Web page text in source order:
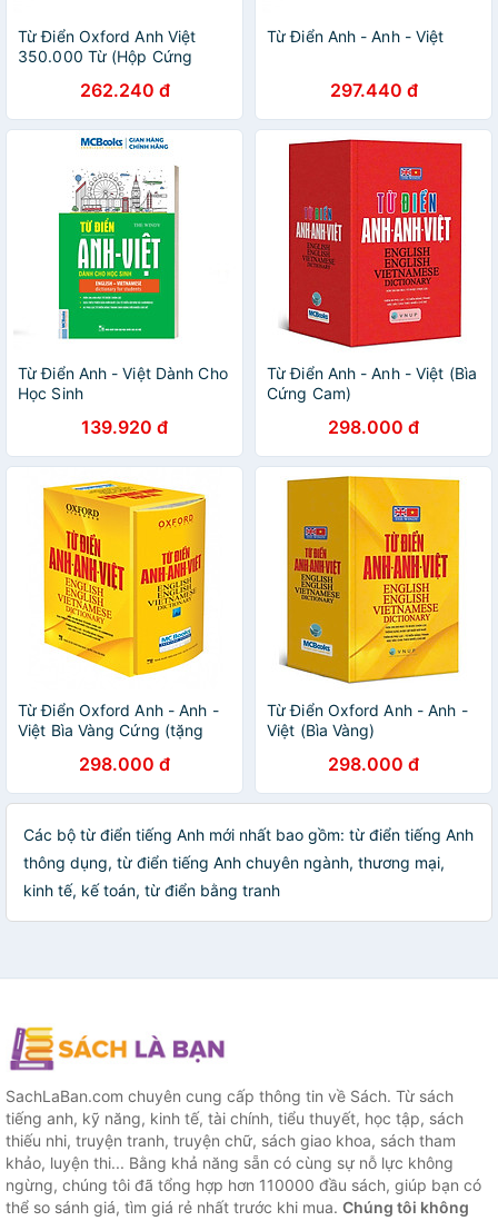
Từ Điển Oxford Anh Việt
350.000 Từ (Hộp Cứng
262.240 đ
Từ Điển Anh - Anh - Việt
297.440 đ
Từ Điển Anh - Việt Dành Cho
Học Sinh
139.920 đ
Từ Điển Anh - Anh - Việt (Bìa
Cứng Cam)
298.000 đ
Từ Điển Oxford Anh - Anh -
Việt Bìa Vàng Cứng (tặng
298.000 đ
Từ Điển Oxford Anh - Anh -
Việt (Bìa Vàng)
298.000 đ
Các bộ từ điển tiếng Anh mới nhất bao gồm: từ điển tiếng Anh
thông dụng, từ điển tiếng Anh chuyên ngành, thương mại,
kinh tế, kế toán, từ điển bằng tranh
SachLaBan.com chuyên cung cấp thông tin về Sách. Từ sách
tiếng anh, kỹ năng, kinh tế, tài chính, tiểu thuyết, học tập, sách
thiếu nhi, truyện tranh, truyện chữ, sách giao khoa, sách tham
khảo, luyện thi... Bằng khả năng sẵn có cùng sự nỗ lực không
ngừng, chúng tôi đã tổng hợp hơn 110000 đầu sách, giúp bạn có
thể so sánh giá, tìm giá rẻ nhất trước khi mua. Chúng tôi không